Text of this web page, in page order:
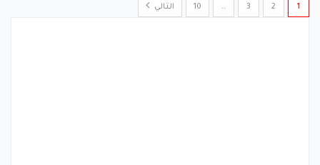
1
2
3
…
10 التالي